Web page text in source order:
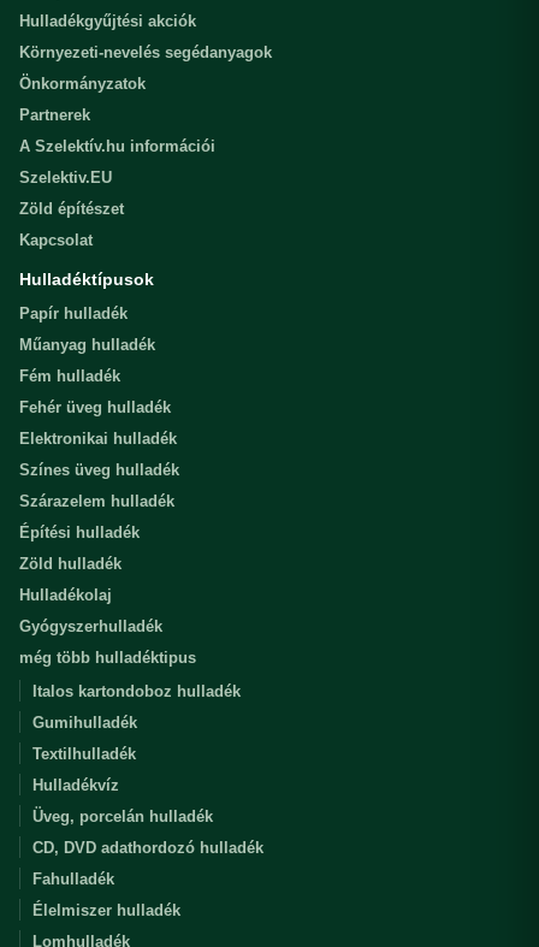
Hulladékgyűjtési akciók
Környezeti-nevelés segédanyagok
Önkormányzatok
Partnerek
A Szelektív.hu információi
Szelektiv.EU
Zöld építészet
Kapcsolat
Hulladéktípusok
Papír hulladék
Műanyag hulladék
Fém hulladék
Fehér üveg hulladék
Elektronikai hulladék
Színes üveg hulladék
Szárazelem hulladék
Építési hulladék
Zöld hulladék
Hulladékolaj
Gyógyszerhulladék
még több hulladéktipus
Italos kartondoboz hulladék
Gumihulladék
Textilhulladék
Hulladékvíz
Üveg, porcelán hulladék
CD, DVD adathordozó hulladék
Fahulladék
Élelmiszer hulladék
Lomhulladék